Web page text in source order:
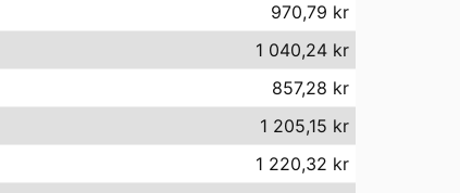
970,79 kr
1 040,24 kr
857,28 kr
1 205,15 kr
1 220,32 kr